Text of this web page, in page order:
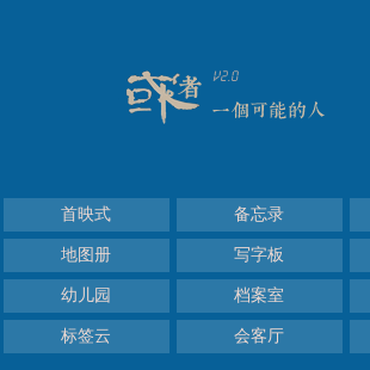
首映式 备忘录
地图册 写字板
幼儿园 档案室
标签云 会客厅